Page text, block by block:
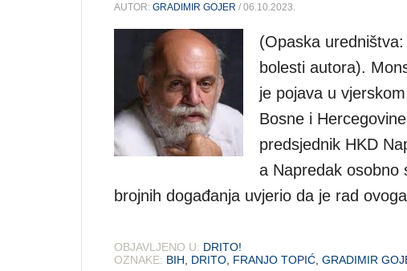
AUTOR: GRADIMIR GOJER / 06.10.2023.
(Opaska
bolesti autora).
je pojava u
Bosne i
predsjednik HKD
a Napredak osobno
brojnih događanja uvjerio da je rad
OBJAVLJENO U: DRITO!
OZNAKE: BIH DRITO FRANJO TOPIĆ GRADIMIR